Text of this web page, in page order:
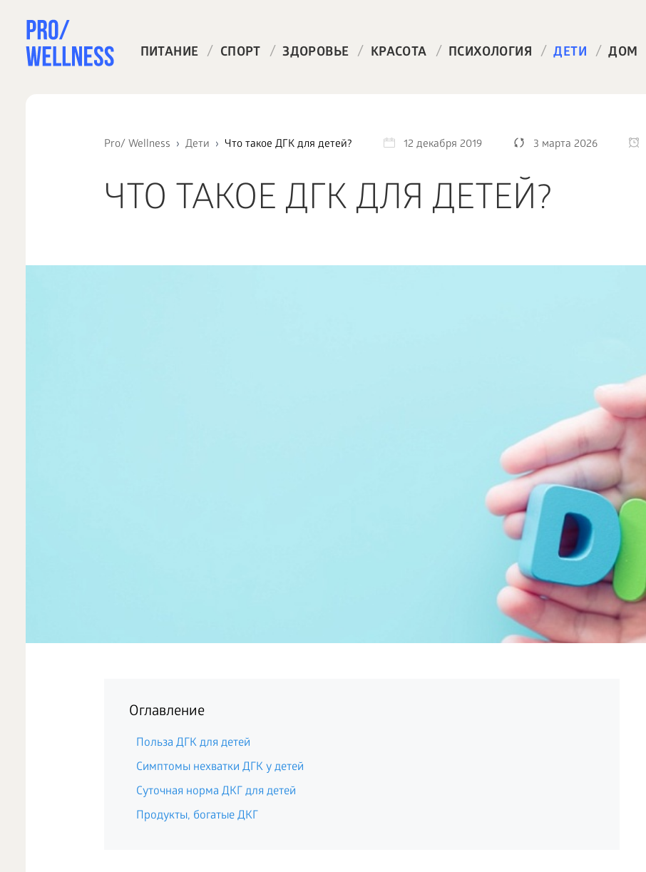
ПИТАНИЕ / СПОРТ / ЗДОРОВЬЕ / КРАСОТА / ПСИХОЛОГИЯ / ДЕТИ / ДОМ
Pro/ Wellness Дети Что такое ДГК для детей? 12 декабря 2019 3 марта 2026
ЧТО ТАКОЕ ДГК ДЛЯ ДЕТЕЙ?
Оглавление
Польза ДГК для детей
Симптомы нехватки ДГК у детей
Суточная норма ДКГ для детей
Продукты, богатые ДКГ